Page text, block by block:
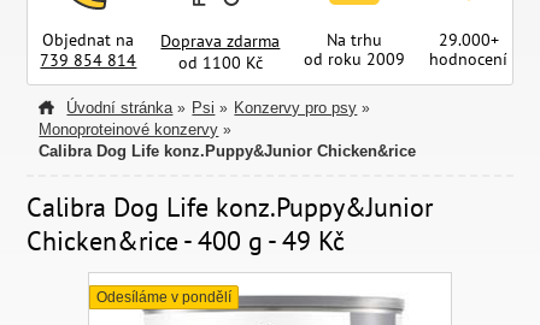
Objednat na
739 854 814
Doprava zdarma
od 1100 Kč
Na trhu
od roku 2009
29.000+
hodnocení
Úvodní stránka » Psi » Konzervy pro psy »
Monoproteinové konzervy »
Calibra Dog Life konz.Puppy&Junior Chicken&rice
Calibra Dog Life konz.Puppy&Junior
Chicken&rice - 400 g - 49 Kč
Odesíláme v pondělí